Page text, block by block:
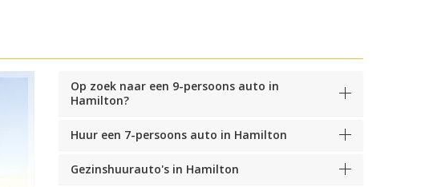
Op zoek naar een 9-persoons auto in
Hamilton?
Huur een 7-persoons auto in Hamilton
Gezinshuurauto's in Hamilton